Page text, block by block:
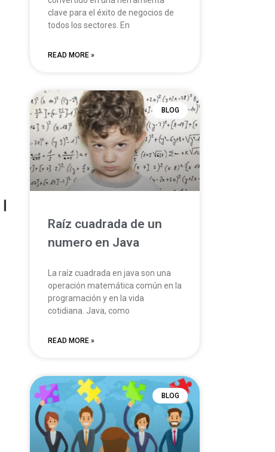
clave para el éxito de negocios de
todos los sectores. En
READ MORE »
BLOG
Raíz cuadrada de un
numero en Java
La raíz cuadrada en java son una
operación matemática común en la
programación y en la vida
cotidiana. Java, como
READ MORE »
BLOG